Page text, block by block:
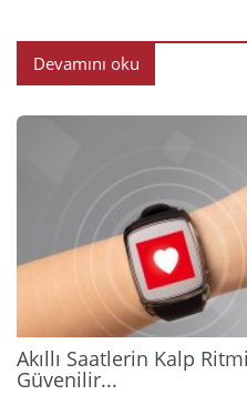
Devamını oku
Akıllı Saatlerin Kalp
Güvenilir...